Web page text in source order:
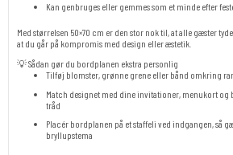
Kan genbruges eller gemmes som et minde efter
Med størrelsen 50×70 cm er den stor nok til, at alle gæster
at du går på kompromis med design eller æstetik.
💡 Sådan gør du bordplanen ekstra personlig
Tilføj blomster, grønne grene eller bånd omkring
Match designet med dine invitationer, menukort og
tråd
Placér bordplanen på et staffeli ved indgangen, så
bryllupstema